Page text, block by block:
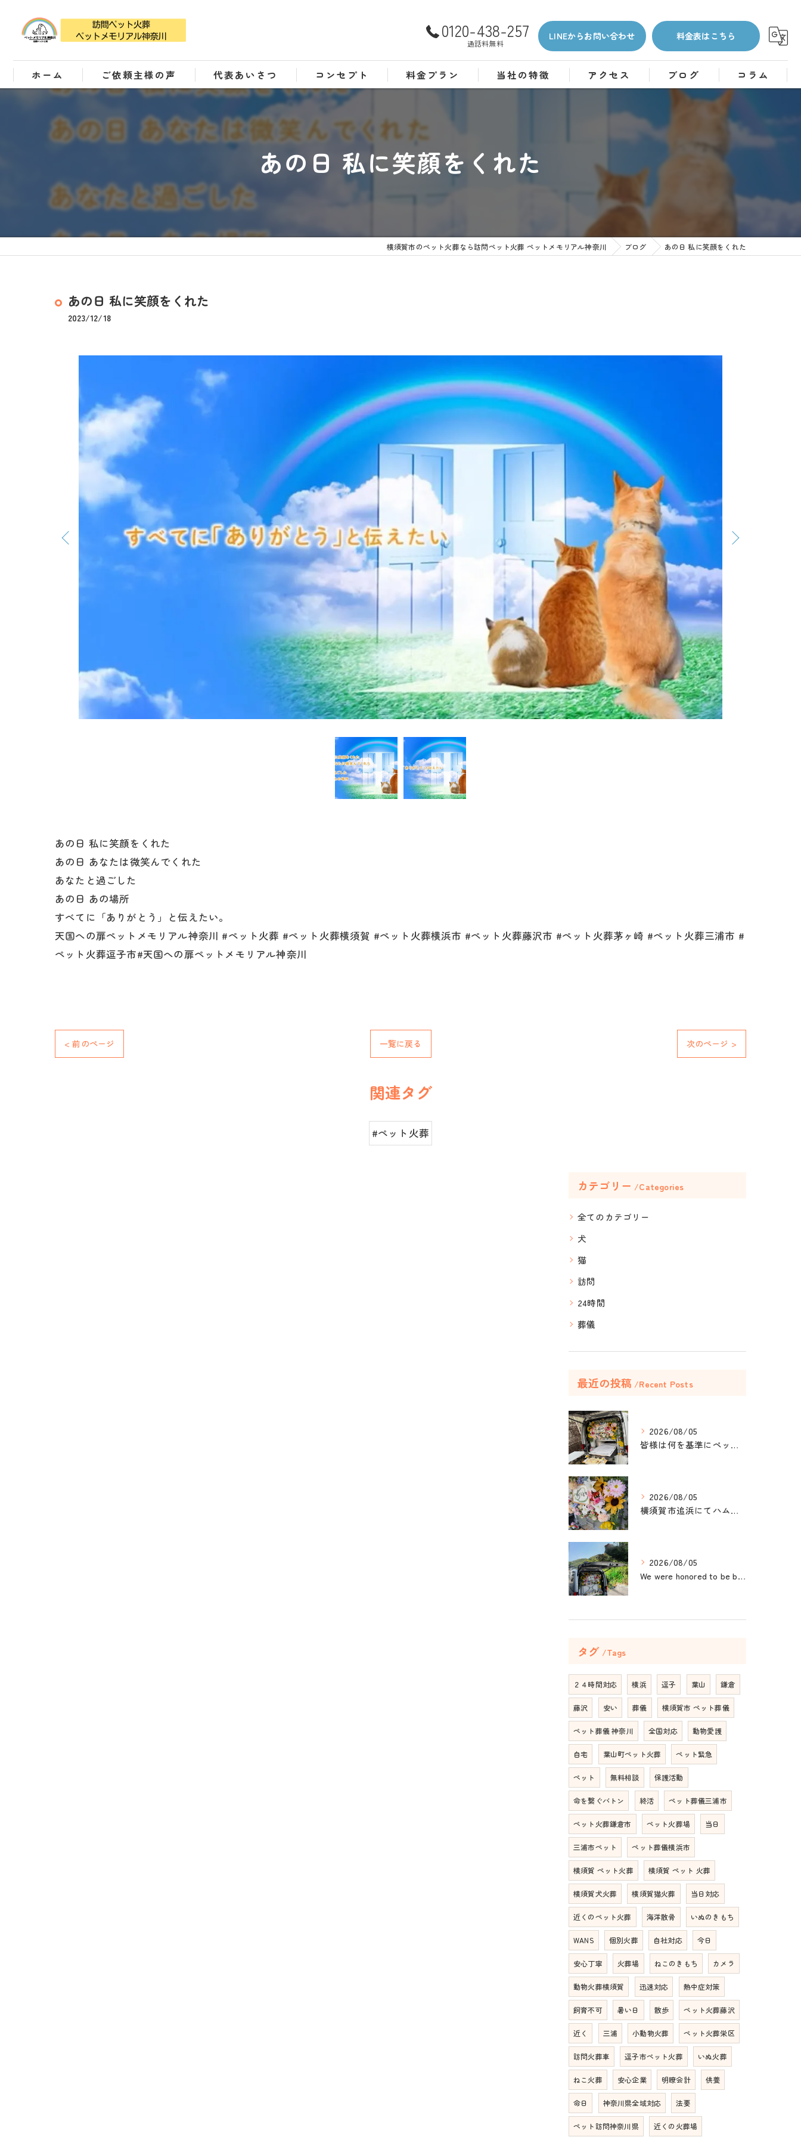
0120-438-257
通話料無料
LINEからお問い合わせ 料金表はこちら
ホーム ご依頼主様の声 代表あいさつ コンセプト
よくある質問
料金プラン 当社の特徴
訪問
アクセス ブログ コラム
あの日 私に笑顔をくれた
横須賀市のペット火葬なら訪問ペット火葬 ペットメモリアル神奈川 ブログ あの日 私に笑顔をくれた
あの日 私に笑顔をくれた
2023/12/18
あの日 私に笑顔をくれた
あの日 あなたは微笑んでくれた
あなたと過ごした
あの日 あの場所
すべてに「ありがとう」と伝えたい。
天国への扉ペットメモリアル神奈川 #ペット火葬 #ペット火葬横須賀 #ペット火葬横浜市 #ペット火葬藤沢市 #ペット火葬茅ヶ崎 #ペット火葬三浦市 #
ペット火葬逗子市#天国への扉ペットメモリアル神奈川
< 前のページ 一覧に戻る 次のページ >
関連タグ
#ペット火葬
カテゴリー Categories
全てのカテゴリー
犬
猫
訪問
24時間
葬儀
最近の投稿 Recent Posts
2026/08/05
皆様は何を基準にペット葬儀社を選びますか？
2026/08/05
横須賀市追浜にてハムスターのみかんちゃんのペット火葬のお手伝...
2026/08/05
We were honored to be by your ...
タグ Tags
２４時間対応 横浜 逗子 葉山 鎌倉
藤沢 安い 葬儀 横須賀市 ペット葬儀
ペット葬儀 神奈川 全国対応 動物愛護
自宅 葉山町ペット火葬 ペット緊急
ペット 無料相談 保護活動
命を繋ぐバトン 終活 ペット葬儀三浦市
ペット火葬鎌倉市 ペット火葬場 当日
三浦市ペット ペット葬儀横浜市
横須賀 ペット火葬 横須賀 ペット 火葬
横須賀犬火葬 横須賀猫火葬 当日対応
近くのペット火葬 海洋散骨 いぬのきもち
WANS 個別火葬 自社対応 今日
安心丁寧 火葬場 ねこのきもち カメラ
動物火葬横須賀 迅速対応 熱中症対策
飼育不可 暑い日 散歩 ペット火葬藤沢
近く 三浦 小動物火葬 ペット火葬栄区
訪問火葬車 逗子市ペット火葬 いぬ火葬
ねこ火葬 安心企業 明瞭会計 供養
命日 神奈川県全域対応 法要
ペット訪問神奈川県 近くの火葬場